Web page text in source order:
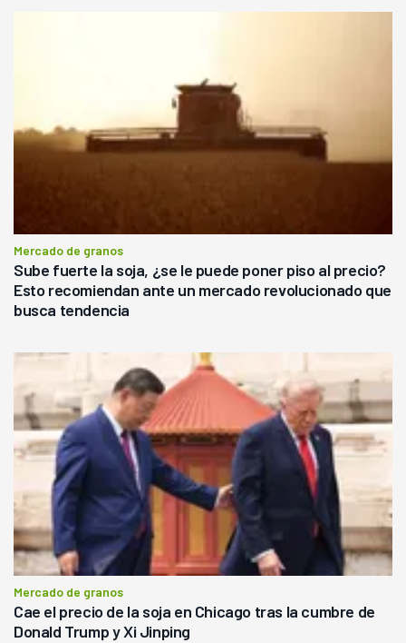
Mercado de granos
Sube fuerte la soja, ¿se le puede poner piso al precio?
Esto recomiendan ante un mercado revolucionado que
busca tendencia
Mercado de granos
Cae el precio de la soja en Chicago tras la cumbre de
Donald Trump y Xi Jinping